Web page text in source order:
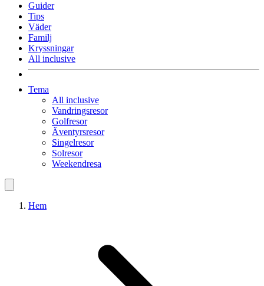
Guider
Tips
Väder
Familj
Kryssningar
All inclusive
Tema
All inclusive
Vandringsresor
Golfresor
Äventyrsresor
Singelresor
Solresor
Weekendresa
Hem